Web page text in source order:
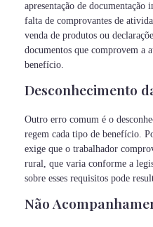
apresentação de documentação
falta de comprovantes de
venda de produtos ou
documentos que comprovem a
benefício.
Desconhecimento
Outro erro comum é o
regem cada tipo de benefício.
exige que o trabalhador
rural, que varia conforme a
sobre esses requisitos pode
Não